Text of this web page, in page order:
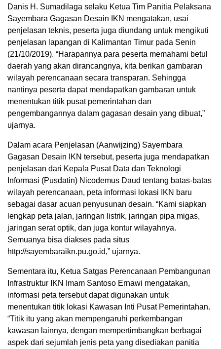
Danis H. Sumadilaga selaku Ketua Tim Panitia Pelaksana
Sayembara Gagasan Desain IKN mengatakan, usai
penjelasan teknis, peserta juga diundang untuk mengikuti
penjelasan lapangan di Kalimantan Timur pada Senin
(21/10/2019). “Harapannya para peserta memahami betul
daerah yang akan dirancangnya, kita berikan gambaran
wilayah perencanaan secara transparan. Sehingga
nantinya peserta dapat mendapatkan gambaran untuk
menentukan titik pusat pemerintahan dan
pengembangannya dalam gagasan desain yang dibuat,”
ujarnya.
Dalam acara Penjelasan (Aanwijzing) Sayembara
Gagasan Desain IKN tersebut, peserta juga mendapatkan
penjelasan dari Kepala Pusat Data dan Teknologi
Informasi (Pusdatin) Nicodemus Daud tentang batas-batas
wilayah perencanaan, peta informasi lokasi IKN baru
sebagai dasar acuan penyusunan desain. “Kami siapkan
lengkap peta jalan, jaringan listrik, jaringan pipa migas,
jaringan serat optik, dan juga kontur wilayahnya.
Semuanya bisa diakses pada situs
http://sayembaraikn.pu.go.id,” ujarnya.
Sementara itu, Ketua Satgas Perencanaan Pembangunan
Infrastruktur IKN Imam Santoso Ernawi mengatakan,
informasi peta tersebut dapat digunakan untuk
menentukan titik lokasi Kawasan Inti Pusat Pemerintahan.
“Titik itu yang akan mempengaruhi perkembangan
kawasan lainnya, dengan mempertimbangkan berbagai
aspek dari sejumlah jenis peta yang disediakan panitia